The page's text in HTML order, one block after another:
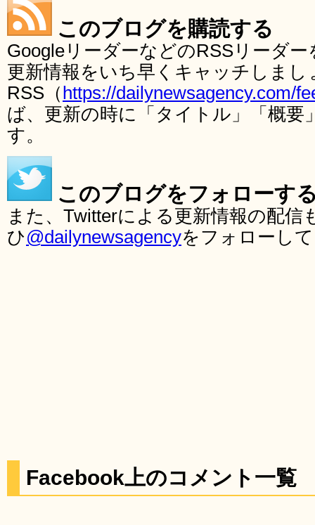
このブログを購読する
GoogleリーダーなどのRSSリーダ
更新情報をいち早くキャッチしま
RSS（ https://dailynewsagency.com/
ば、更新の時に「タイトル」「概要
す。
このブログをフォローす
また、Twitterによる更新情報の配
ひ@dailynewsagencyをフォローし
Facebook上のコメント一覧